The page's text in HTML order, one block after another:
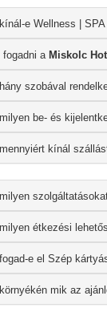
kínál-e Wellness |
fogadni a Miskolc
hány szobával
milyen be- és
mennyiért kínál
milyen
milyen étkezési
fogad-e el Szép
környékén mik az